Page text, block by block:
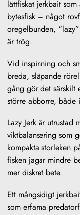
lättfiskat jerkbait
bytesfisk – något
oregelbunden,
är trög.
Vid inspinning och
breda, släpande
gång gör det särskilt
större abborre, både
Lazy Jerk är utrustad
viktbalansering som
kompakta storleken
fisken jagar mindre
mer diskret bete.
Ett mångsidigt
som erfarna